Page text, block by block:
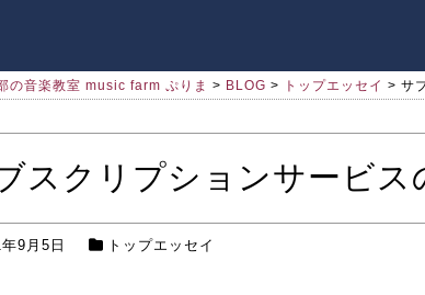
の音楽教室 music farm ぷりま > BLOG > トップエッセイ > サ
スクリプションサービス
9月5日 トップエッセイ